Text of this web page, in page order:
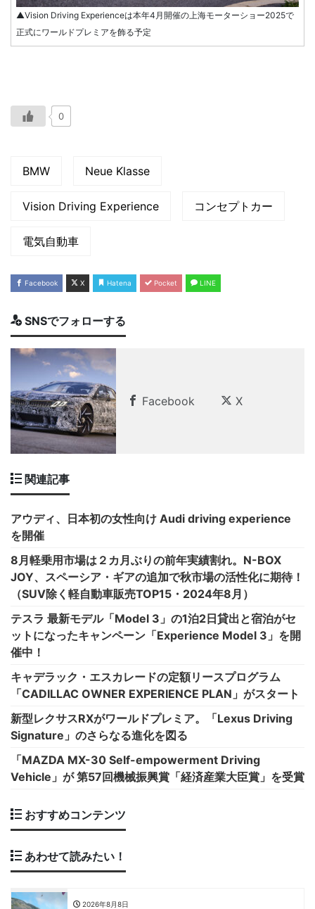
▲Vision Driving Experienceは本年4月開催の上海モーターショー2025で
正式にワールドプレミアを飾る予定
0
BMW Neue Klasse
Vision Driving Experience コンセプトカー
電気自動車
Facebook X Hatena Pocket LINE
SNSでフォローする
Facebook X
関連記事
アウディ、日本初の女性向け Audi driving experience
を開催
8月軽乗用市場は２カ月ぶりの前年実績割れ。N-BOX
JOY、スペーシア・ギアの追加で秋市場の活性化に期待！
（SUV除く軽自動車販売TOP15・2024年8月）
テスラ 最新モデル「Model 3」の1泊2日貸出と宿泊がセ
ットになったキャンペーン「Experience Model 3」を開
催中！
キャデラック・エスカレードの定額リースプログラム
「CADILLAC OWNER EXPERIENCE PLAN」がスタート
新型レクサスRXがワールドプレミア。「Lexus Driving
Signature」のさらなる進化を図る
「MAZDA MX-30 Self-empowerment Driving
Vehicle」が 第57回機械振興賞「経済産業大臣賞」を受賞
おすすめコンテンツ
あわせて読みたい！
2026年8月8日